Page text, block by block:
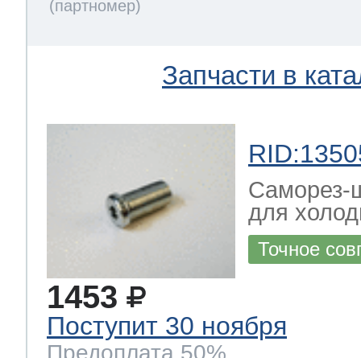
Запчасти в
Саморез-
для
Точное
1453
Поступит 30 ноября
Предоплата 50%